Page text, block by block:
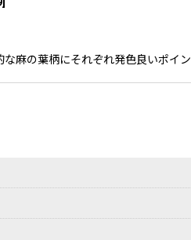
麻の葉柄にそれぞれ発色良いポ